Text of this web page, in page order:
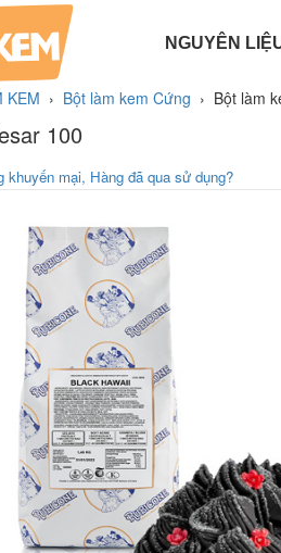
NGUYÊN
KEM › Bột làm kem Cứng › Bột làm
100
khuyến mại, Hàng đã qua sử dụng?